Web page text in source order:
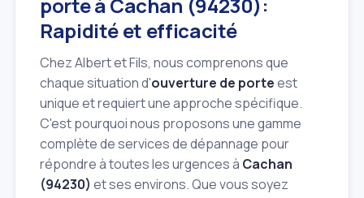
Rapidité et efficacité
Chez Albert et Fils, nous comprenons que
chaque situation d'ouverture de porteest
unique et requiert une approche spécifique.
C'est pourquoi nous proposons une gamme
complète de services de dépannage pour
répondre à toutes les urgences à Cachan
(94230) et ses environs. Que vous soyez